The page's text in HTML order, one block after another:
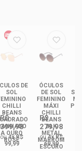
DE
SOL
CHILLI
BEANS
A OURO
ROSÉ
R$
399,98
ou4x R$
99,99
ÓCULOS
DE SOL
FEMININO
MÁXI
CHILLI
BEANS
BLK
METAL
MARROM
ESCURO
R$
279,98
ou4x R$
69,99